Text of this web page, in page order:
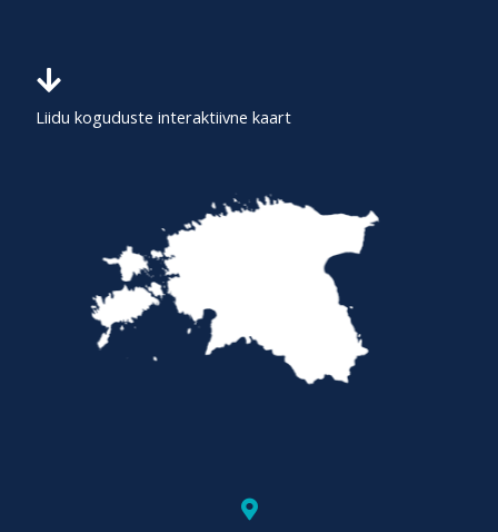
Liidu koguduste interaktiivne kaart